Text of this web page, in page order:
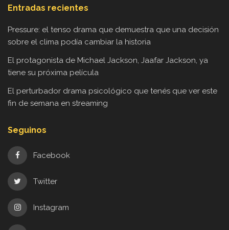
Entradas recientes
Pressure: el tenso drama que demuestra que una decisión
sobre el clima podía cambiar la historia
El protagonista de Michael Jackson, Jaafar Jackson, ya
tiene su próxima película
El perturbador drama psicológico que tenés que ver este
fin de semana en streaming
Seguinos
Facebook
Twitter
Instagram